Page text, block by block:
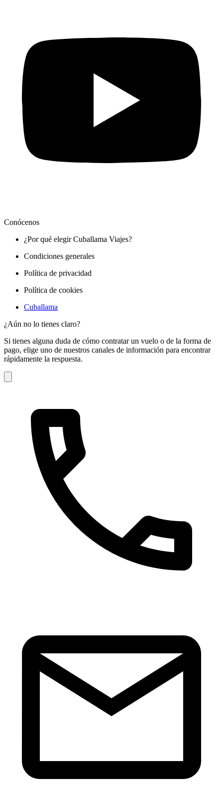
Conócenos
¿Por qué elegir Cuballama Viajes?
Condiciones generales
Política de privacidad
Política de cookies
Cuballama
¿Aún no lo tienes claro?
Si tienes alguna duda de cómo contratar un vuelo o de la forma de
pago, elige uno de nuestros canales de información para encontrar
rápidamente la respuesta.